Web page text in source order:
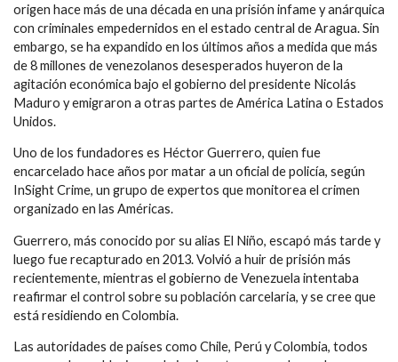
origen hace más de una década en una prisión infame y anárquica
con criminales empedernidos en el estado central de Aragua. Sin
embargo, se ha expandido en los últimos años a medida que más
de 8 millones de venezolanos desesperados huyeron de la
agitación económica bajo el gobierno del presidente Nicolás
Maduro y emigraron a otras partes de América Latina o Estados
Unidos.
Uno de los fundadores es Héctor Guerrero, quien fue
encarcelado hace años por matar a un oficial de policía, según
InSight Crime, un grupo de expertos que monitorea el crimen
organizado en las Américas.
Guerrero, más conocido por su alias El Niño, escapó más tarde y
luego fue recapturado en 2013. Volvió a huir de prisión más
recientemente, mientras el gobierno de Venezuela intentaba
reafirmar el control sobre su población carcelaria, y se cree que
está residiendo en Colombia.
Las autoridades de países como Chile, Perú y Colombia, todos